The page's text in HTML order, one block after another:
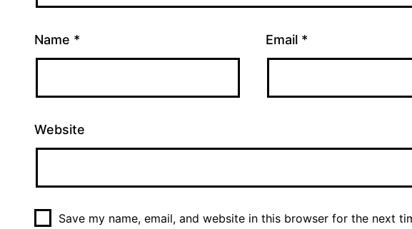
Name * Email *
Website
Save my name, email, and website in this browser for the next